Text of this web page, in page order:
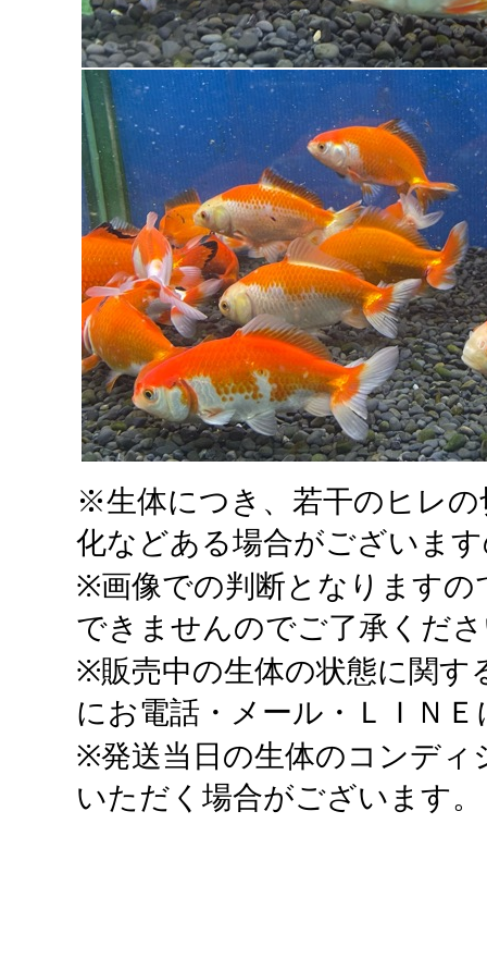
※生体につき、若干のヒレ
化などある場合がございま
※画像での判断となりますの
できませんのでご了承くだ
※販売中の生体の状態に関す
にお電話・メール・ＬＩＮ
※発送当日の生体のコンディ
いただく場合がございます。